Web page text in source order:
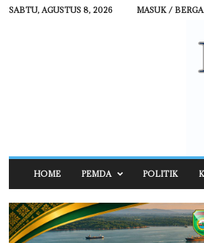
SABTU, AGUSTUS 8, 2026 MASUK /
H
A
T
N
HOME PEMDA POLITIK